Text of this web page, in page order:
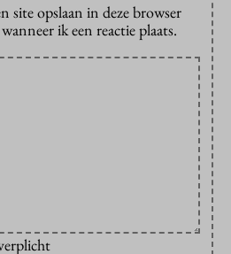
site opslaan in deze browser
ik een reactie plaats.